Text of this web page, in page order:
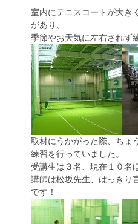
室内にテニスコートが大き
があり、
季節やお天気に左右されず
取材にうかがった際、ちょ
練習を行っていました。
受講生は３名、現在１０名
講師は松坂先生、はっきり
です！